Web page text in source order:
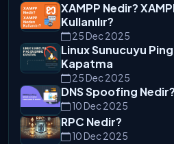
XAMPP Nedir?
Kullanılır?
25 Dec 2025
Linux Sunucuyu
Kapatma
25 Dec 2025
DNS Spoofing Nedir?
10 Dec 2025
RPC Nedir?
10 Dec 2025